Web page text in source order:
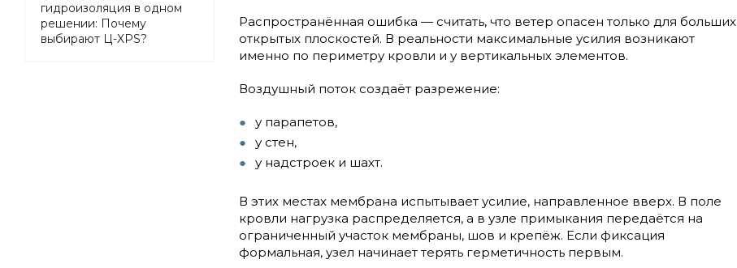
Распространённая ошибка — считать, что ветер опасен только для больших
открытых плоскостей. В реальности максимальные усилия возникают
именно по периметру кровли и у вертикальных элементов.
Воздушный поток создаёт разрежение:
у парапетов,
у стен,
у надстроек и шахт.
В этих местах мембрана испытывает усилие, направленное вверх. В поле
кровли нагрузка распределяется, а в узле примыкания передаётся на
ограниченный участок мембраны, шов и крепёж. Если фиксация
формальная, узел начинает терять герметичность первым.
гидроизоляция в одном
решении: Почему
выбирают Ц-XPS?